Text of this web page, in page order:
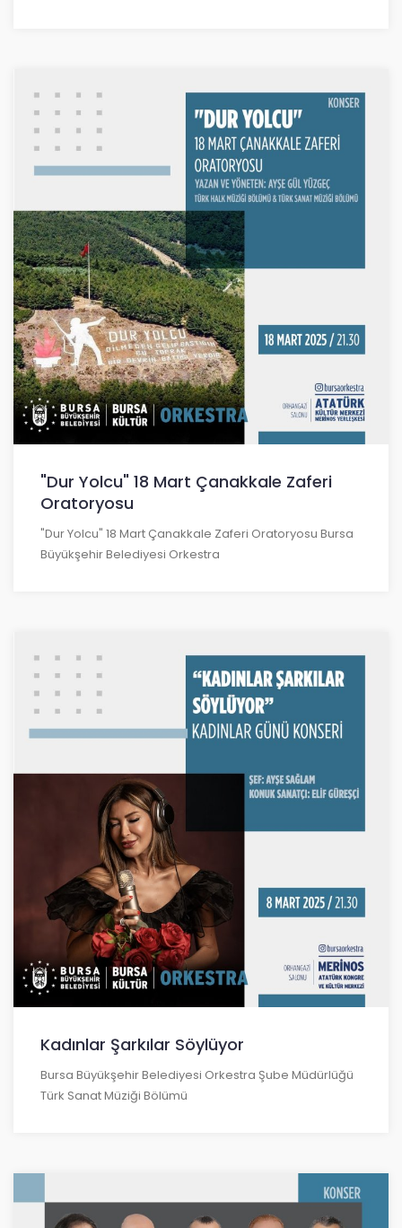
"Dur Yolcu" 18 Mart Çanakkale Zaferi
Oratoryosu
"Dur Yolcu" 18 Mart Çanakkale Zaferi Oratoryosu Bursa
Büyükşehir Belediyesi Orkestra
Kadınlar Şarkılar Söylüyor
Bursa Büyükşehir Belediyesi Orkestra Şube Müdürlüğü
Türk Sanat Müziği Bölümü